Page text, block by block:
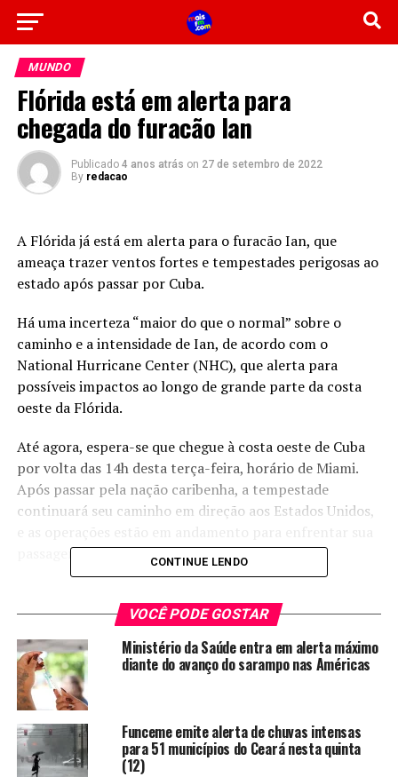
MUNDO
Flórida está em alerta para
chegada do furacão Ian
Publicado 4 anos atrás on 27 de setembro de 2022
By redacao
A Flórida já está em alerta para o furacão Ian, que
ameaça trazer ventos fortes e tempestades perigosas ao
estado após passar por Cuba.
Há uma incerteza “maior do que o normal” sobre o
caminho e a intensidade de Ian, de acordo com o
National Hurricane Center (NHC), que alerta para
possíveis impactos ao longo de grande parte da costa
oeste da Flórida.
Até agora, espera-se que chegue à costa oeste de Cuba
por volta das 14h desta terça-feira, horário de Miami.
Após passar pela nação caribenha, a tempestade
continuará seu caminho em direção aos Estados Unidos,
passagem.
imprensa no domingo que existem dois modelos de
previsão para o futuro de Ian: um projeto que atinge
terras na região de Tampa Bay, enquanto outro aponta
para o nordeste da Flórida (ou Panhandle).
As evacuações obrigatórias já foram ordenadas em
Tampa e o fechamento dos centros educacionais foi
definido para as próximas chegadas.
CONTINUE LENDO
VOCÊ PODE GOSTAR
Ministério da Saúde entra em alerta máximo
diante do avanço do sarampo nas Américas
Funceme emite alerta de chuvas intensas
para 51 municípios do Ceará nesta quinta
(12)